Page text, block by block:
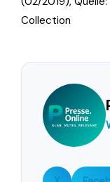
Collection